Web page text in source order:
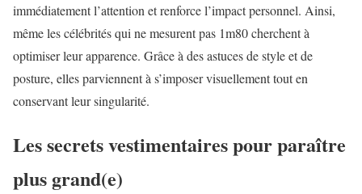
immédiatement l’attention et renforce l’impact personnel. Ainsi,
même les célébrités qui ne mesurent pas 1m80 cherchent à
optimiser leur apparence. Grâce à des astuces de style et de
posture, elles parviennent à s’imposer visuellement tout en
conservant leur singularité.
Les secrets vestimentaires pour paraître
plus grand(e)